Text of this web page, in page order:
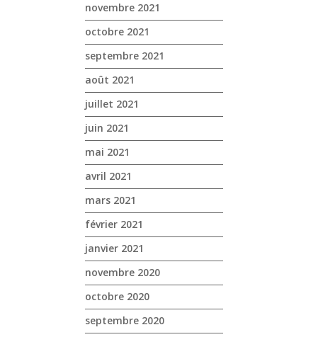
novembre 2021
octobre 2021
septembre 2021
août 2021
juillet 2021
juin 2021
mai 2021
avril 2021
mars 2021
février 2021
janvier 2021
novembre 2020
octobre 2020
septembre 2020